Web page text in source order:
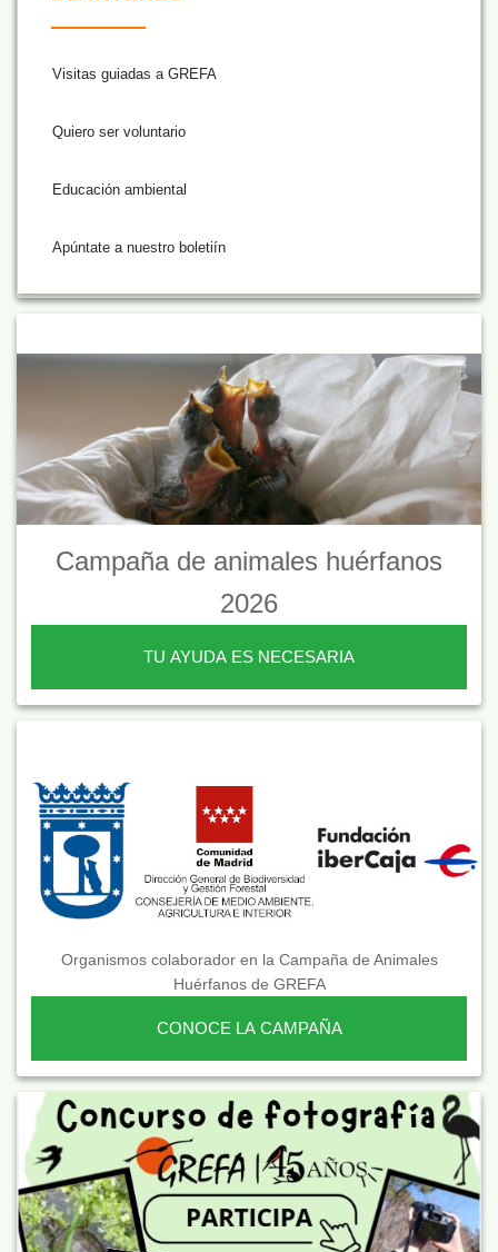
Visitas guiadas a GREFA
Quiero ser voluntario
Educación ambiental
Apúntate a nuestro boletiín
Campaña de animales huérfanos
2026
TU AYUDA ES NECESARIA
Organismos colaborador en la Campaña de Animales
Huérfanos de GREFA
CONOCE LA CAMPAÑA